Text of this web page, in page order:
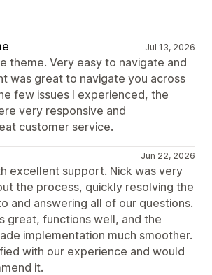
Jul 13, 2026
theme. Very easy to navigate and
was great to navigate you across
few issues I experienced, the
very responsive and
customer service.
Jun 22, 2026
excellent support. Nick was very
the process, quickly resolving the
and answering all of our questions.
great, functions well, and the
implementation much smoother.
with our experience and would
it.